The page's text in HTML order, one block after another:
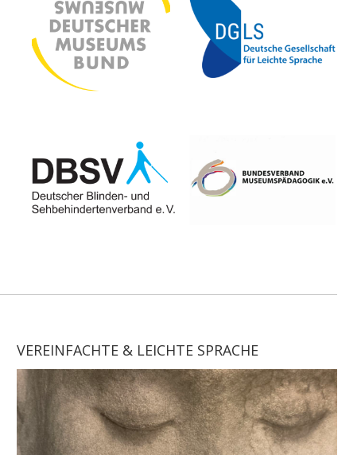
VEREINFACHTE & LEICHTE SPRACHE